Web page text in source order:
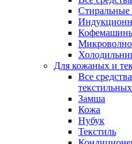
Для кожаных и
Все
Замша
Кожа
Нубук
Текстиль